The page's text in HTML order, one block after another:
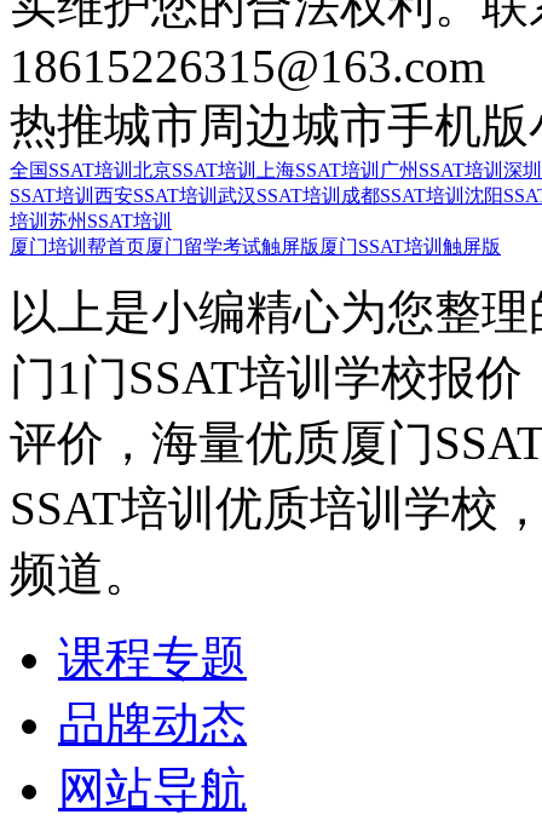
18615226315@163.com
热推城市周边城市手机版
全国SSAT培训 北京SSAT培训 上海SSAT培训 广州SSAT培训 深
SSAT培训 西安SSAT培训 武汉SSAT培训 成都SSAT培训 沈阳
培训 苏州SSAT培训
厦门培训帮首页厦门留学考试触屏版 厦门SSAT培训触屏版
以上是小编精心为您整
门1门SSAT培训学校报
评价，海量优质厦门
SSAT培训优质培训学校
频道。
课程专题
品牌动态
网站导航